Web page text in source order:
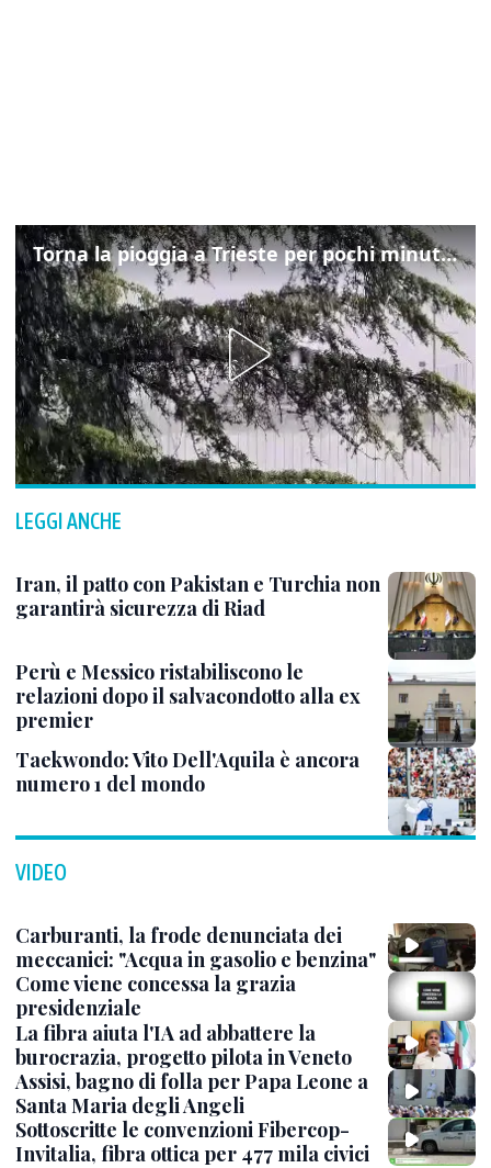
Torna la pioggia a Trieste per pochi minuti: ma il caldo non molla
LEGGI ANCHE
Iran, il patto con Pakistan e Turchia non
garantirà sicurezza di Riad
Perù e Messico ristabiliscono le
relazioni dopo il salvacondotto alla ex
premier
Taekwondo: Vito Dell'Aquila è ancora
numero 1 del mondo
VIDEO
Carburanti, la frode denunciata dei
meccanici: "Acqua in gasolio e benzina"
Come viene concessa la grazia
presidenziale
La fibra aiuta l'IA ad abbattere la
burocrazia, progetto pilota in Veneto
Assisi, bagno di folla per Papa Leone a
Santa Maria degli Angeli
Sottoscritte le convenzioni Fibercop-
Invitalia, fibra ottica per 477 mila civici